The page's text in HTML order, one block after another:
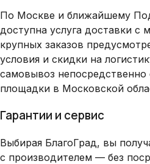
По Москве и ближайшему
доступна услуга доставки с
крупных заказов
условия и скидки на
самовывоз
площадки в Московской
Гарантии и сервис
Выбирая БлагоГрад, вы
с производителем — без